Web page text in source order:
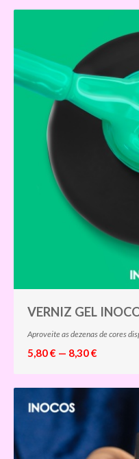
VERNIZ GEL
Aproveite as dezenas de cores
5,80 € — 8,30 €